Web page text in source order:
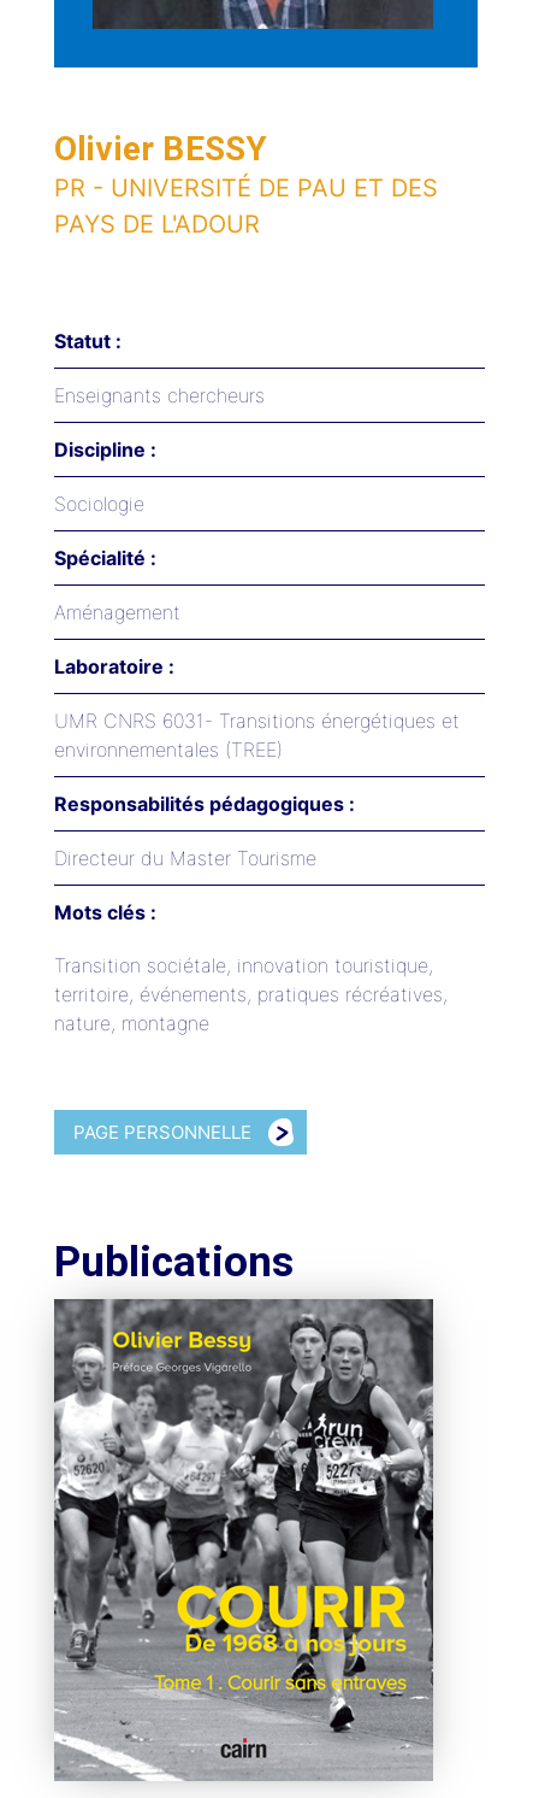
Olivier BESSY
PR - UNIVERSITÉ DE PAU ET DES
PAYS DE L'ADOUR
Statut :
Enseignants chercheurs
Discipline :
Sociologie
Spécialité :
Aménagement
Laboratoire :
UMR CNRS 6031- Transitions énergétiques et
environnementales (TREE)
Responsabilités pédagogiques :
Directeur du Master Tourisme
Mots clés :
Transition sociétale, innovation touristique,
territoire, événements, pratiques récréatives,
nature, montagne
PAGE PERSONNELLE
Publications